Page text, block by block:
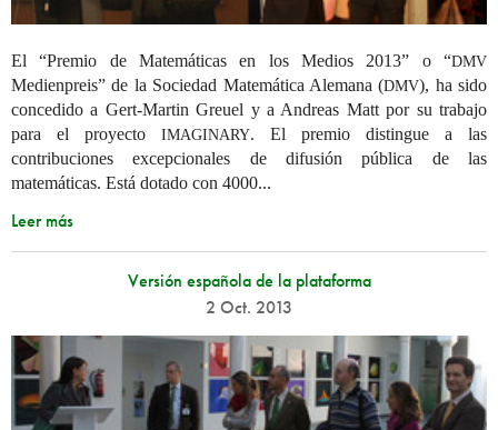
El “Premio de Matemáticas en los Medios 2013” o “DMV
Medienpreis” de la Sociedad Matemática Alemana (DMV), ha sido
concedido a Gert-Martin Greuel y a Andreas Matt por su trabajo
para el proyecto IMAGINARY. El premio distingue a las
contribuciones excepcionales de difusión pública de las
matemáticas. Está dotado con 4000...
Leer más
Versión española de la plataforma
2 Oct. 2013